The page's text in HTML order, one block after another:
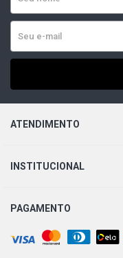
ATENDIMENTO
INSTITUCIONAL
PAGAMENTO